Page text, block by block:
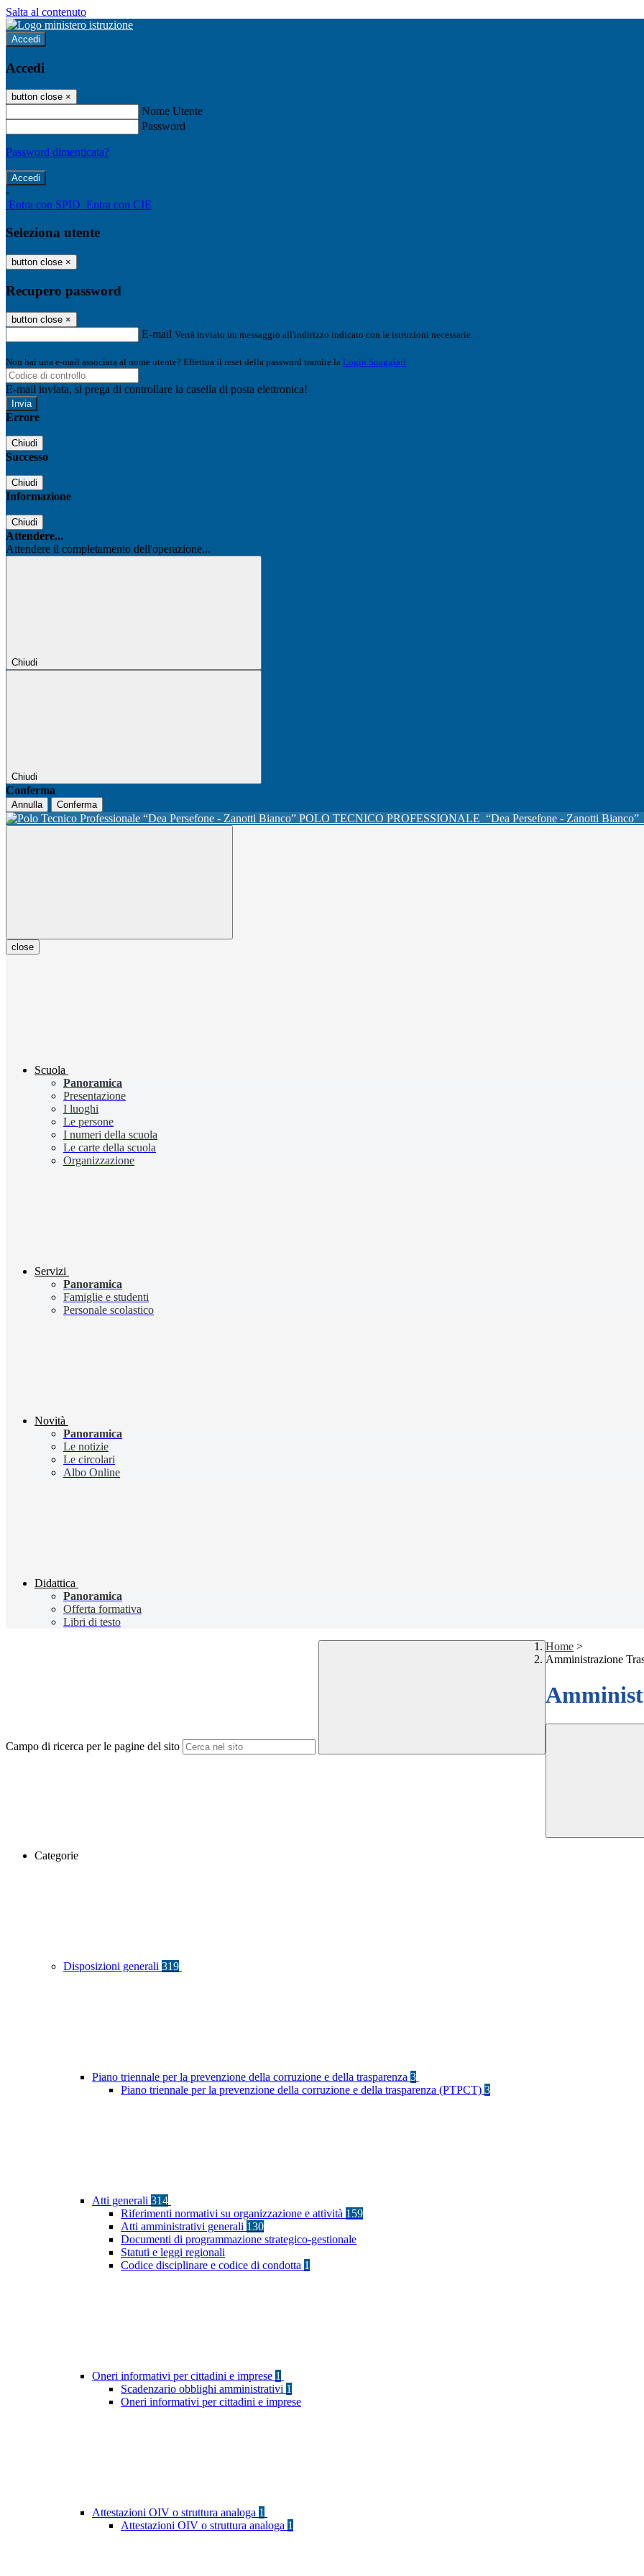
Salta al contenuto
Accedi
Accedi
button close ×
Nome Utente
Password
Password dimenticata?
-
Entra con SPID Entra con CIE
Seleziona utente
button close ×
Recupero password
button close ×
E-mail Verrà inviato un messaggio all'indirizzo indicato con le istruzioni necessarie.
Non hai una e-mail associata al nome utente? Effettua il reset della password tramite la Login Spaggiari
E-mail inviata, si prega di controllare la casella di posta elettronica!
Errore
Chiudi
Successo
Chiudi
Informazione
Chiudi
Attendere...
Attendere il completamento dell'operazione...
Chiudi
Chiudi
Conferma
Annulla Conferma
POLO TECNICO PROFESSIONALE “Dea Persefone - Zanotti Bianco”
close
Scuola
Panoramica
Presentazione
I luoghi
Le persone
I numeri della scuola
Le carte della scuola
Organizzazione
Servizi
Panoramica
Famiglie e studenti
Personale scolastico
Novità
Panoramica
Le notizie
Le circolari
Albo Online
Didattica
Panoramica
Offerta formativa
Libri di testo
Campo di ricerca per le pagine del sito
Home >
Amministrazione
Categorie
Disposizioni generali 319
Piano triennale per la prevenzione della corruzione e della trasparenza 3
Piano triennale per la prevenzione della corruzione e della trasparenza (PTPCT) 3
Atti generali 314
Riferimenti normativi su organizzazione e attività 159
Atti amministrativi generali 130
Documenti di programmazione strategico-gestionale
Statuti e leggi regionali
Codice disciplinare e codice di condotta 1
Oneri informativi per cittadini e imprese 1
Scadenzario obblighi amministrativi 1
Oneri informativi per cittadini e imprese
Attestazioni OIV o struttura analoga 1
Attestazioni OIV o struttura analoga 1